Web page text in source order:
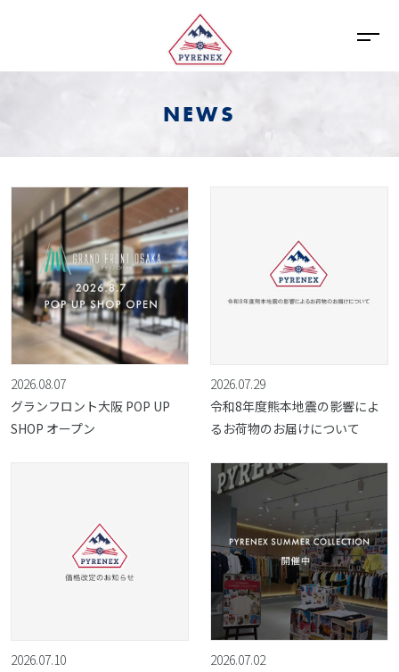
NEWS
2026.08.07
グランフロント大阪 POP UP
SHOP オープン
2026.07.29
令和8年度熊本地震の影響によ
るお荷物のお届けについて
2026.07.10
2026.07.02